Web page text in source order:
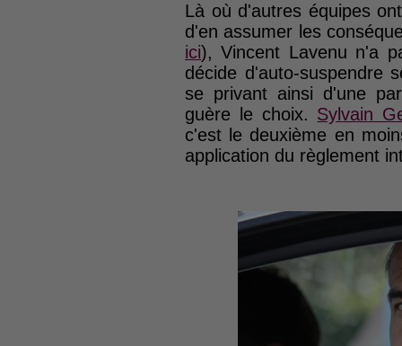
Là où d'autres équipes
d'en assumer les
ici), Vincent Lavenu n'a
décide d'auto-suspendre
se privant ainsi d'une
guère le choix. Sylvain
c'est le deuxième en
application du règlement